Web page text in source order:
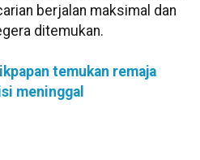
berjalan maksimal dan
ditemukan.
temukan remaja
meninggal